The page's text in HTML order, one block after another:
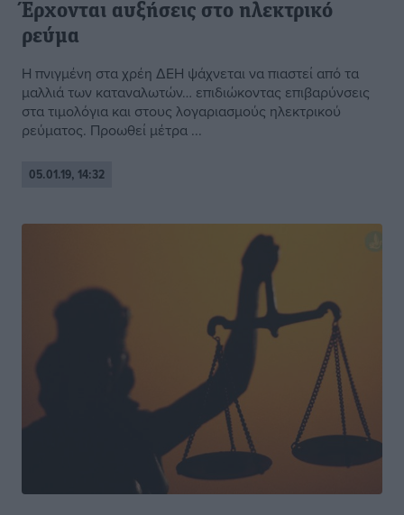
Έρχονται αυξήσεις στο ηλεκτρικό
ρεύμα
H πνιγμένη στα χρέη ΔΕΗ ψάχνεται να πιαστεί από τα
μαλλιά των καταναλωτών… επιδιώκοντας επιβαρύνσεις
στα τιμολόγια και στους λογαριασμούς ηλεκτρικού
ρεύματος. Προωθεί μέτρα ...
05.01.19, 14:32